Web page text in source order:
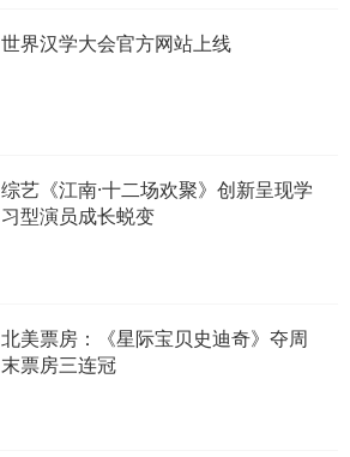
世界汉学大会官方网站上线
综艺《江南·十二场欢聚》创新呈现学
习型演员成长蜕变
北美票房：《星际宝贝史迪奇》夺周
末票房三连冠